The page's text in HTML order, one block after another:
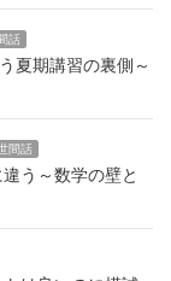
話
夏期講習の裏側～
間話
う～数学の壁と